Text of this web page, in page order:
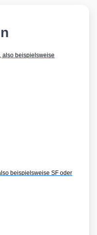
also beispielsweise
beispielsweise SF oder